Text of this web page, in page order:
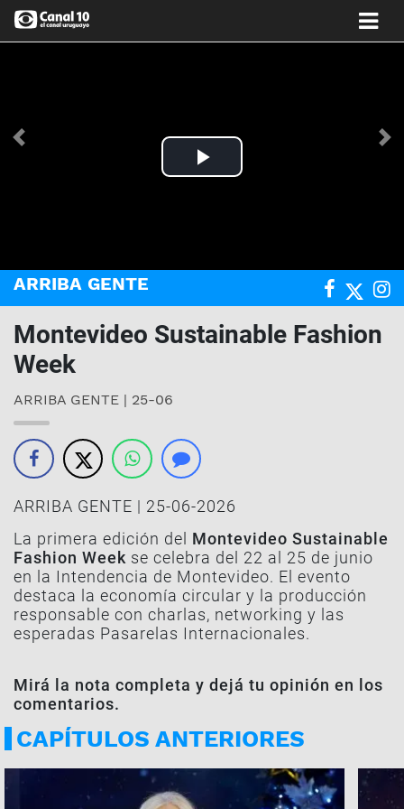
Play
Anterior
ARRIBA GENTE
Montevideo Sustainable Fashion
Week
ARRIBA GENTE | 25-06
ARRIBA GENTE | 25-06-2026
La primera edición del Montevideo Sustainable
Fashion Week se celebra del 22 al 25 de junio
en la Intendencia de Montevideo. El evento
destaca la economía circular y la producción
responsable con charlas, networking y las
esperadas Pasarelas Internacionales.
Mirá la nota completa y dejá tu opinión en los
comentarios.
CAPÍTULOS ANTERIORES